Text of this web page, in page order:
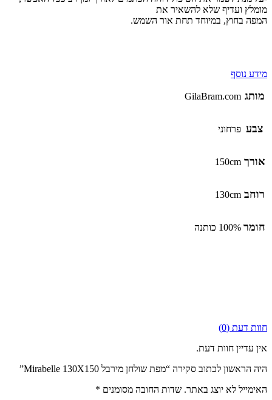
מומלץ ועדיף שלא להשאיר את
המפה בחוץ, במיוחד תחת אור השמש.
מידע נוסף
מותג GilaBram.com
צבע פרחוני
אורך 150cm
רוחב 130cm
חומר 100% כותנה
חוות דעת (0)
אין עדיין חוות דעת.
היה הראשון לכתוב סקירה “מפת שולחן מירבל Mirabelle 130X150”
האימייל לא יוצג באתר. שדות החובה מסומנים *